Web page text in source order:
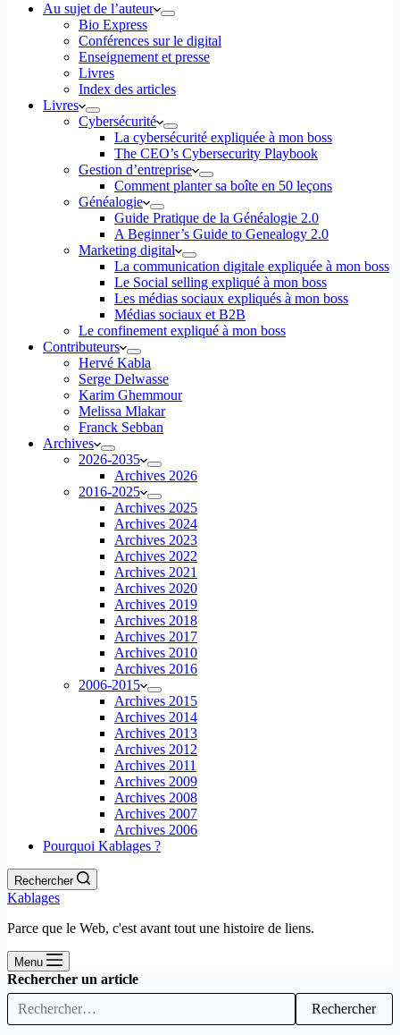
Au sujet de l’auteur
Bio Express
Conférences sur le digital
Enseignement et presse
Livres
Index des articles
Livres
Cybersécurité
La cybersécurité expliquée à mon boss
The CEO’s Cybersecurity Playbook
Gestion d’entreprise
Comment planter sa boîte en 50 leçons
Généalogie
Guide Pratique de la Généalogie 2.0
A Beginner’s Guide to Genealogy 2.0
Marketing digital
La communication digitale expliquée à mon boss
Le Social selling expliqué à mon boss
Les médias sociaux expliqués à mon boss
Médias sociaux et B2B
Le confinement expliqué à mon boss
Contributeurs
Hervé Kabla
Serge Delwasse
Karim Ghemmour
Melissa Mlakar
Franck Sebban
Archives
2026-2035
Archives 2026
2016-2025
Archives 2025
Archives 2024
Archives 2023
Archives 2022
Archives 2021
Archives 2020
Archives 2019
Archives 2018
Archives 2017
Archives 2010
Archives 2016
2006-2015
Archives 2015
Archives 2014
Archives 2013
Archives 2012
Archives 2011
Archives 2009
Archives 2008
Archives 2007
Archives 2006
Pourquoi Kablages ?
Rechercher
Kablages
Parce que le Web, c'est avant tout une histoire de liens.
Menu
Rechercher un article
Rechercher